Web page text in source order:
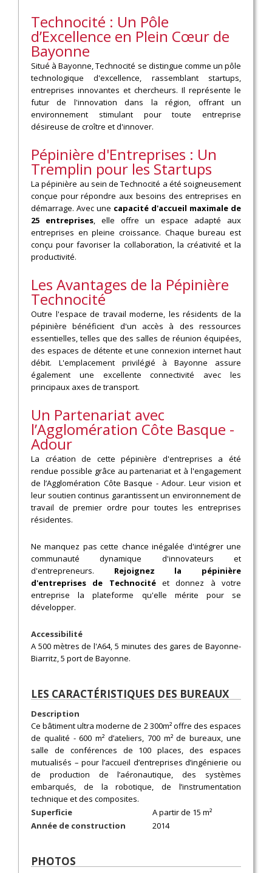
Technocité : Un Pôle
d’Excellence en Plein Cœur de
Bayonne
Situé à Bayonne, Technocité se distingue comme un pôle
technologique d'excellence, rassemblant startups,
entreprises innovantes et chercheurs. Il représente le
futur de l'innovation dans la région, offrant un
environnement stimulant pour toute entreprise
désireuse de croître et d'innover.
Pépinière d'Entreprises : Un
Tremplin pour les Startups
La pépinière au sein de Technocité a été soigneusement
conçue pour répondre aux besoins des entreprises en
démarrage. Avec une capacité d'accueil maximale de
25 entreprises, elle offre un espace adapté aux
entreprises en pleine croissance. Chaque bureau est
conçu pour favoriser la collaboration, la créativité et la
productivité.
Les Avantages de la Pépinière
Technocité
Outre l'espace de travail moderne, les résidents de la
pépinière bénéficient d'un accès à des ressources
essentielles, telles que des salles de réunion équipées,
des espaces de détente et une connexion internet haut
débit. L'emplacement privilégié à Bayonne assure
également une excellente connectivité avec les
principaux axes de transport.
Un Partenariat avec
l’Agglomération Côte Basque -
Adour
La création de cette pépinière d'entreprises a été
rendue possible grâce au partenariat et à l'engagement
de l’Agglomération Côte Basque - Adour. Leur vision et
leur soutien continus garantissent un environnement de
travail de premier ordre pour toutes les entreprises
résidentes.
Ne manquez pas cette chance inégalée d'intégrer une
communauté dynamique d'innovateurs et
d'entrepreneurs. Rejoignez la pépinière
d'entreprises de Technocitéet donnez à votre
entreprise la plateforme qu'elle mérite pour se
développer.
Accessibilité
A 500 mètres de l'A64, 5 minutes des gares de Bayonne-
Biarritz, 5 port de Bayonne.
LES CARACTÉRISTIQUES DES BUREAUX
Description
Ce bâtiment ultra moderne de 2 300m² offre des espaces
de qualité - 600 m² d’ateliers, 700 m² de bureaux, une
salle de conférences de 100 places, des espaces
mutualisés – pour l’accueil d’entreprises d’ingénierie ou
de production de l’aéronautique, des systèmes
embarqués, de la robotique, de l’instrumentation
technique et des composites.
Superficie
A partir de 15 m²
Année de construction
2014
PHOTOS